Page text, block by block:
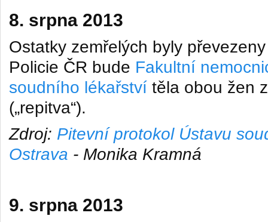
8. srpna 2013
Ostatky zemřelých byly
Policie ČR bude Fakultní
soudního lékařství těla obou žen
(„repitva“).
Zdroj: Pitevní protokol Ústavu
Ostrava - Monika Kramná
9. srpna 2013